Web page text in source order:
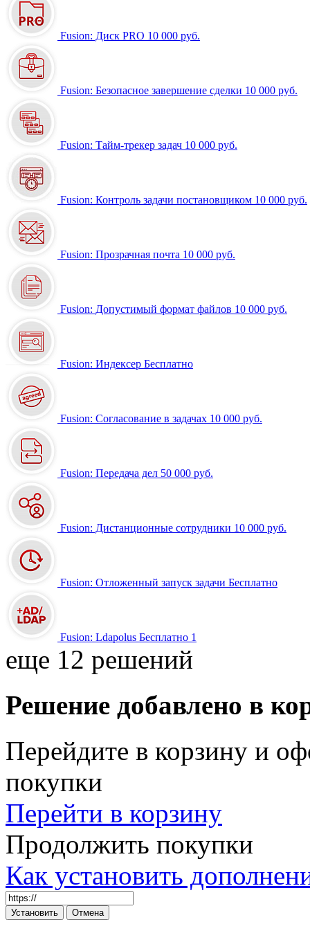
Fusion: Диск PRO 10 000 руб.
Fusion: Безопасное завершение сделки 10 000 руб.
Fusion: Тайм-трекер задач 10 000 руб.
Fusion: Контроль задачи постановщиком 10 000 руб.
Fusion: Прозрачная почта 10 000 руб.
Fusion: Допустимый формат файлов 10 000 руб.
Fusion: Индексер Бесплатно
Fusion: Согласование в задачах 10 000 руб.
Fusion: Передача дел 50 000 руб.
Fusion: Дистанционные сотрудники 10 000 руб.
Fusion: Отложенный запуск задачи Бесплатно
Fusion: Ldapolus Бесплатно 1
еще 12 решений
Решение добавлено в
Перейдите в корзину и
покупки
Перейти в корзину
Продолжить покупки
Как установить